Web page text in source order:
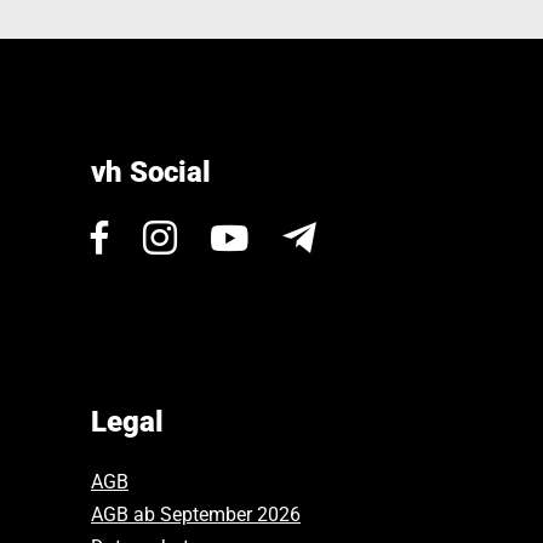
vh Social
Visit Visit
Visit
Legal
AGB
AGB ab September 2026